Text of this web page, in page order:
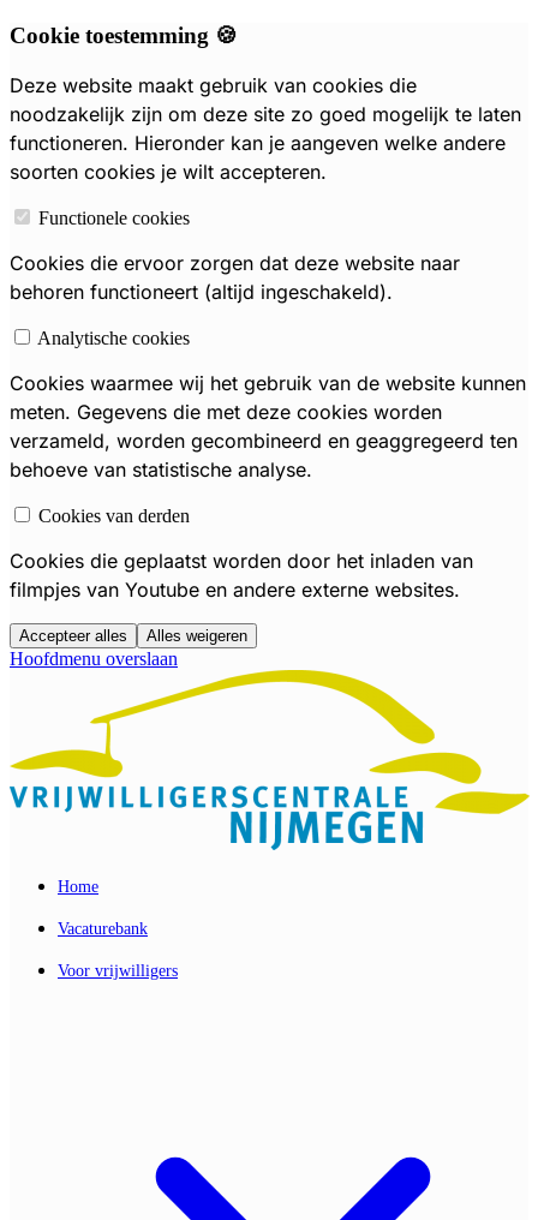
Cookie toestemming 🍪
Deze website maakt gebruik van cookies die
noodzakelijk zijn om deze site zo goed mogelijk te laten
functioneren. Hieronder kan je aangeven welke andere
soorten cookies je wilt accepteren.
Functionele cookies
Cookies die ervoor zorgen dat deze website naar
behoren functioneert (altijd ingeschakeld).
Analytische cookies
Cookies waarmee wij het gebruik van de website kunnen
meten. Gegevens die met deze cookies worden
verzameld, worden gecombineerd en geaggregeerd ten
behoeve van statistische analyse.
Cookies van derden
Cookies die geplaatst worden door het inladen van
filmpjes van Youtube en andere externe websites.
Accepteer alles Alles weigeren
Hoofdmenu overslaan
Home
Vacaturebank
Voor vrijwilligers